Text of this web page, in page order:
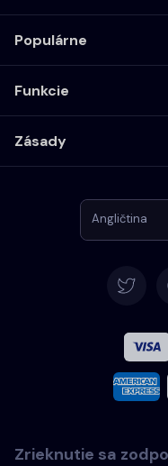
Populárne
Funkcie
Zásady
Angličtina
Francúzština
Taliansky
Português
Zrieknutie sa